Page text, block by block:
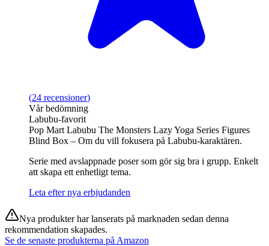
(24 recensioner)
Vår bedömning
Labubu-favorit
Pop Mart Labubu The Monsters Lazy Yoga Series Figures
Blind Box – Om du vill fokusera på Labubu-karaktären.
Serie med avslappnade poser som gör sig bra i grupp. Enkelt
att skapa ett enhetligt tema.
Leta efter nya erbjudanden
Nya produkter har lanserats på marknaden sedan denna
rekommendation skapades.
Se de senaste produkterna på Amazon